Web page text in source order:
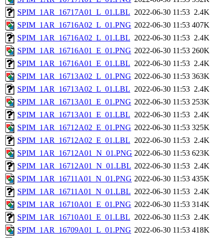
SPIM_1AR_16717A01_L_01.LBL 2022-06-30 11:53 2.4K
SPIM_1AR_16716A02_L_01.PNG 2022-06-30 11:53 407K
SPIM_1AR_16716A02_L_01.LBL 2022-06-30 11:53 2.4K
SPIM_1AR_16716A01_E_01.PNG 2022-06-30 11:53 260K
SPIM_1AR_16716A01_E_01.LBL 2022-06-30 11:53 2.4K
SPIM_1AR_16713A02_L_01.PNG 2022-06-30 11:53 363K
SPIM_1AR_16713A02_L_01.LBL 2022-06-30 11:53 2.4K
SPIM_1AR_16713A01_E_01.PNG 2022-06-30 11:53 253K
SPIM_1AR_16713A01_E_01.LBL 2022-06-30 11:53 2.4K
SPIM_1AR_16712A02_E_01.PNG 2022-06-30 11:53 325K
SPIM_1AR_16712A02_E_01.LBL 2022-06-30 11:53 2.4K
SPIM_1AR_16712A01_N_01.PNG 2022-06-30 11:53 623K
SPIM_1AR_16712A01_N_01.LBL 2022-06-30 11:53 2.4K
SPIM_1AR_16711A01_N_01.PNG 2022-06-30 11:53 435K
SPIM_1AR_16711A01_N_01.LBL 2022-06-30 11:53 2.4K
SPIM_1AR_16710A01_E_01.PNG 2022-06-30 11:53 314K
SPIM_1AR_16710A01_E_01.LBL 2022-06-30 11:53 2.4K
SPIM_1AR_16709A01_L_01.PNG 2022-06-30 11:53 418K